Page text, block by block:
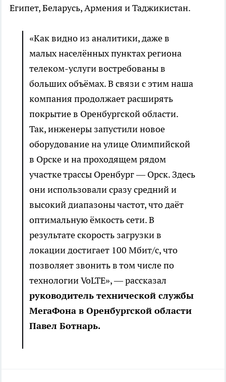
Египет, Беларусь, Армения и Таджикистан.
«Как видно из аналитики, даже в
малых населённых пунктах региона
телеком-услуги востребованы в
больших объёмах. В связи с этим наша
компания продолжает расширять
покрытие в Оренбургской области.
Так, инженеры запустили новое
оборудование на улице Олимпийской
в Орске и на проходящем рядом
участке трассы Оренбург — Орск. Здесь
они использовали сразу средний и
высокий диапазоны частот, что даёт
оптимальную ёмкость сети. В
результате скорость загрузки в
локации достигает 100 Мбит/с, что
позволяет звонить в том числе по
технологии VoLTE», — рассказал
руководитель технической службы
МегаФона в Оренбургской области
Павел Ботнарь.